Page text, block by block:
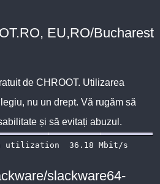
EU,RO/Bucharest
de CHROOT. Utilizarea
nu un drept. Vă rugăm să
și să evitați abuzul.
slackware64-